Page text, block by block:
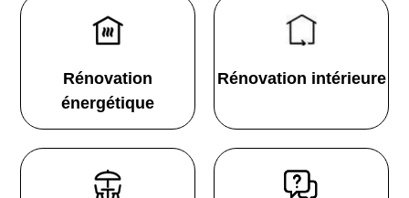
Rénovation
énergétique
Rénovation intérieure